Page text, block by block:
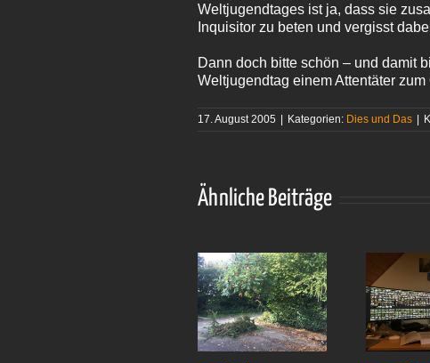
Weltjugendtages ist ja, dass sie
Inquisitor zu beten und vergisst
Dann doch bitte schön – und damit
Weltjugendtag einem Attentäter zum
17. August 2005 | Kategorien: Dies und Das |
Ähnliche Beiträge